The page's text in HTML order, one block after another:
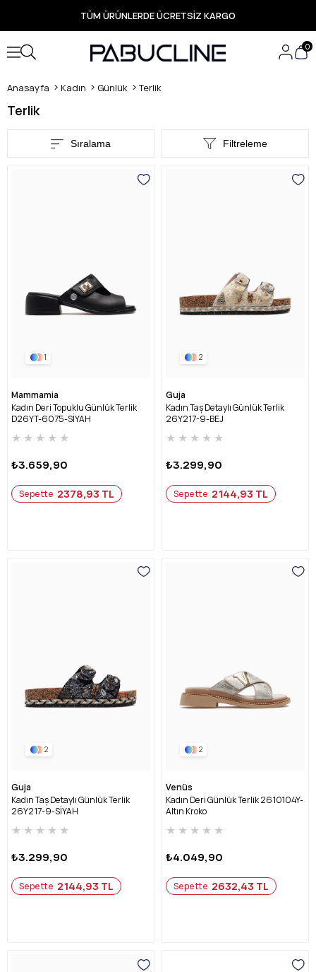
TÜM ÜRÜNLERDE ÜCRETSİZ KARGO
Yeni Sezon Ürünlerde Özel Fırsatlar
Seçili Ürünlerde Hızlı Teslimat
0
Anasayfa Kadın Günlük Terlik
Terlik
Filtreleme
Sıralama
1
Mammamia
Kadın Deri Topuklu Günlük Terlik
D26YT-6075-SİYAH
★ ★ ★ ★ ★
₺3.659,90
Sepette 2378,93 TL
2
Guja
Kadın Taş Detaylı Günlük Terlik
26Y217-9-BEJ
★ ★ ★ ★ ★
₺3.299,90
Sepette 2144,93 TL
2
Guja
Kadın Taş Detaylı Günlük Terlik
26Y217-9-SİYAH
★ ★ ★ ★ ★
₺3.299,90
Sepette 2144,93 TL
2
Venüs
Kadın Deri Günlük Terlik 2610104Y-
Altın Kroko
★ ★ ★ ★ ★
₺4.049,90
Sepette 2632,43 TL